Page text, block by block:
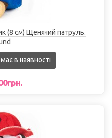
(8 см) Щенячий патруль.
в наявності